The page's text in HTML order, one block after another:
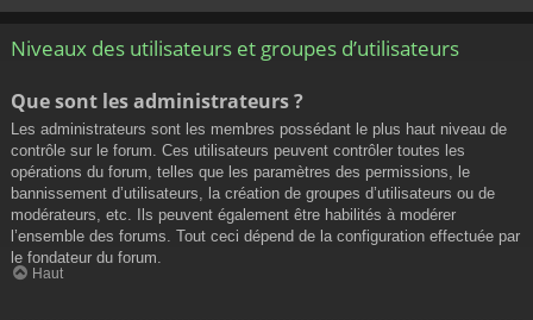
Niveaux des utilisateurs et groupes d’utilisateurs
Que sont les administrateurs ?
Les administrateurs sont les membres possédant le plus haut niveau de
contrôle sur le forum. Ces utilisateurs peuvent contrôler toutes les
opérations du forum, telles que les paramètres des permissions, le
bannissement d’utilisateurs, la création de groupes d’utilisateurs ou de
modérateurs, etc. Ils peuvent également être habilités à modérer
l’ensemble des forums. Tout ceci dépend de la configuration effectuée par
le fondateur du forum.
Haut